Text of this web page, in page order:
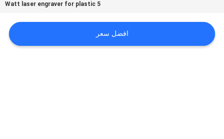
خريطة
الموقع
5 Watt laser engraver for plastic
افضل سعر